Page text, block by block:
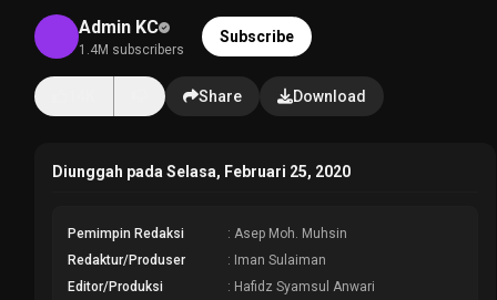
Admin KC
1.4M subscribers
Subscribe
Share Download
Diunggah pada Selasa, Februari 25, 2020
Pemimpin Redaksi
: Asep Moh. Muhsin
Redaktur/Produser
: Iman Sulaiman
Editor/Produksi
: Hafidz Syamsul Anwari